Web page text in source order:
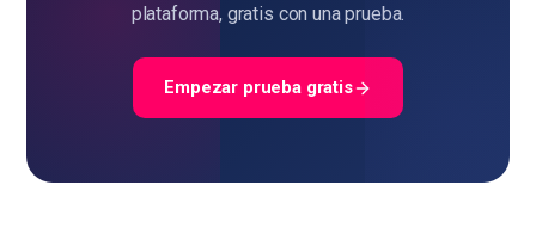
plataforma, gratis con una prueba.
Empezar prueba gratis